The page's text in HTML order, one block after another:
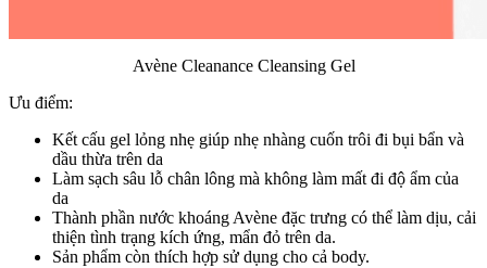
Avène Cleanance Cleansing Gel
Ưu điểm:
Kết cấu gel lỏng nhẹ giúp nhẹ nhàng cuốn trôi đi bụi bẩn và
dầu thừa trên da
Làm sạch sâu lỗ chân lông mà không làm mất đi độ ẩm của
da
Thành phần nước khoáng Avène đặc trưng có thể làm dịu, cải
thiện tình trạng kích ứng, mẩn đỏ trên da.
Sản phẩm còn thích hợp sử dụng cho cả body.